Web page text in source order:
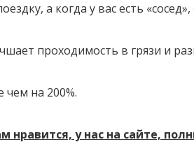
а когда у вас есть «сосед»,
проходимость в грязи и
на 200%.⁣⁣
у нас на сайте,